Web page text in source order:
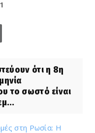
ότι η 8η
το σωστό είναι
στη Ρωσία: Η